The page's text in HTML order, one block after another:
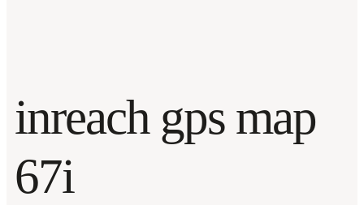
inreach gps map
67i